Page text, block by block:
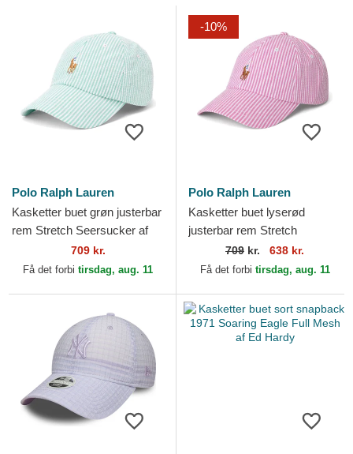
Polo Ralph Lauren
Kasketter buet grøn justerbar
rem Stretch Seersucker af
Polo Ralph Lauren
709 kr.
Få det forbi tirsdag, aug. 11
-10%
Polo Ralph Lauren
Kasketter buet lyserød
justerbar rem Stretch
Seersucker af Polo Ralph
Lauren
709 kr. 638 kr.
Få det forbi tirsdag, aug. 11